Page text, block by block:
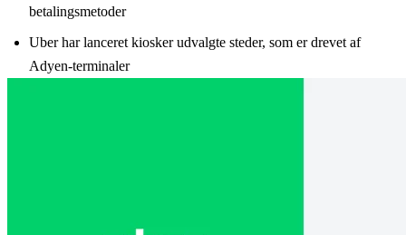
betalingsmetoder
Uber har lanceret kiosker udvalgte steder, som er drevet af
Adyen-terminaler